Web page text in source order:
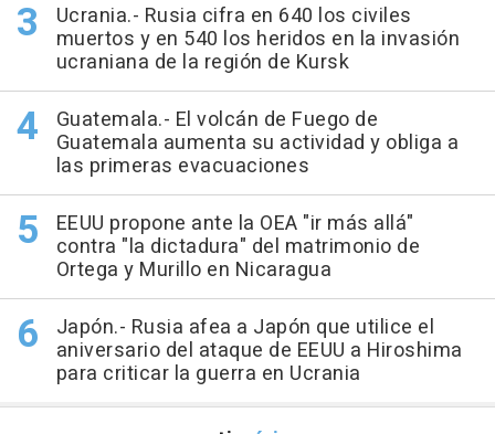
Ucrania.- Rusia cifra en 640 los civiles
muertos y en 540 los heridos en la invasión
ucraniana de la región de Kursk
Guatemala.- El volcán de Fuego de
Guatemala aumenta su actividad y obliga a
las primeras evacuaciones
EEUU propone ante la OEA "ir más allá"
contra "la dictadura" del matrimonio de
Ortega y Murillo en Nicaragua
Japón.- Rusia afea a Japón que utilice el
aniversario del ataque de EEUU a Hiroshima
para criticar la guerra en Ucrania